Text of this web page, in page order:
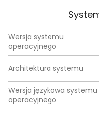
Wersja systemu
operacyjnego
Architektura systemu
Wersja językowa systemu
operacyjnego